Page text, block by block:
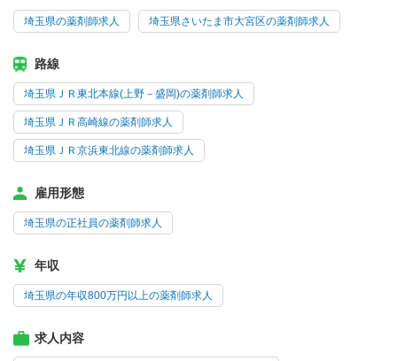
埼玉県の薬剤師求人 埼玉県さいたま市大宮区の薬剤師求人
路線
埼玉県ＪＲ東北本線(上野－盛岡)の薬剤師求人
埼玉県ＪＲ高崎線の薬剤師求人
埼玉県ＪＲ京浜東北線の薬剤師求人
雇用形態
埼玉県の正社員の薬剤師求人
年収
埼玉県の年収800万円以上の薬剤師求人
求人内容